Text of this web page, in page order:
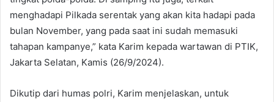
menghadapi Pilkada serentak yang akan kita hadapi pada
bulan November, yang pada saat ini sudah memasuki
tahapan kampanye,” kata Karim kepada wartawan di PTIK,
Jakarta Selatan, Kamis (26/9/2024).
Dikutip dari humas polri, Karim menjelaskan, untuk